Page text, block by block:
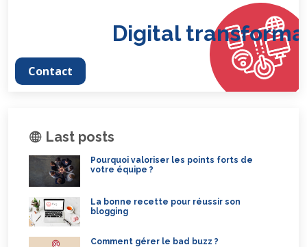
Digital
Contact
Last posts
Pourquoi valoriser les points forts de
votre équipe ?
La bonne recette pour réussir son
blogging
Comment gérer le bad buzz ?